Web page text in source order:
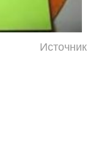
Источник